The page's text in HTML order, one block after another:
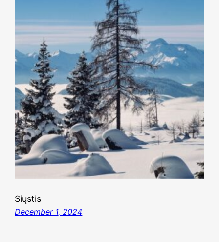
Siųstis
December 1, 2024